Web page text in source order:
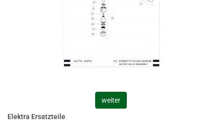
weiter
Elektra Ersatzteile